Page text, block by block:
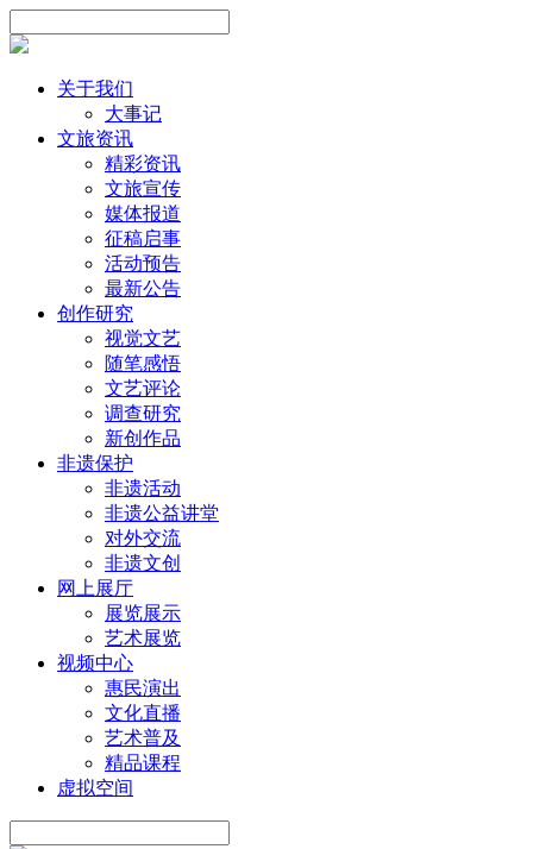
关于我们
大事记
文旅资讯
精彩资讯
文旅宣传
媒体报道
征稿启事
活动预告
最新公告
创作研究
视觉文艺
随笔感悟
文艺评论
调查研究
新创作品
非遗保护
非遗活动
非遗公益讲堂
对外交流
非遗文创
网上展厅
展览展示
艺术展览
视频中心
惠民演出
文化直播
艺术普及
精品课程
虚拟空间